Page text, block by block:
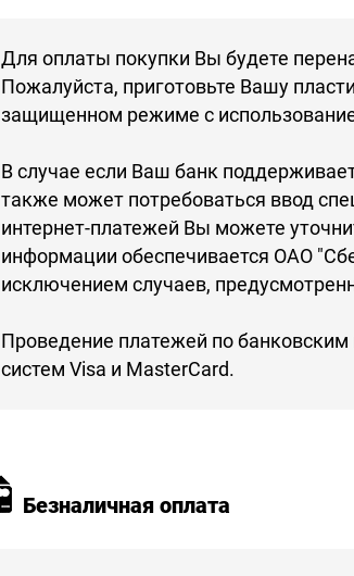
Для оплаты покупки Вы будете
Пожалуйста, приготовьте Вашу
защищенном режиме с
В случае если Ваш банк
также может потребоваться ввод
интернет-платежей Вы можете
информации обеспечивается ОАО
исключением случаев,
Проведение платежей по
систем Visa и MasterCard.
Безналичная оплата